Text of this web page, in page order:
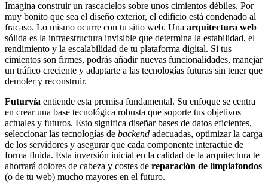
Imagina construir un rascacielos sobre unos cimientos débiles. Por
muy bonito que sea el diseño exterior, el edificio está condenado al
fracaso. Lo mismo ocurre con tu sitio web. Una arquitectura web
sólida es la infraestructura invisible que determina la estabilidad, el
rendimiento y la escalabilidad de tu plataforma digital. Si tus
cimientos son firmes, podrás añadir nuevas funcionalidades, manejar
un tráfico creciente y adaptarte a las tecnologías futuras sin tener que
demoler y reconstruir.
Futurvía entiende esta premisa fundamental. Su enfoque se centra
en crear una base tecnológica robusta que soporte tus objetivos
actuales y futuros. Esto significa diseñar bases de datos eficientes,
seleccionar las tecnologías de backend adecuadas, optimizar la carga
de los servidores y asegurar que cada componente interactúe de
forma fluida. Esta inversión inicial en la calidad de la arquitectura te
ahorrará dolores de cabeza y costes de reparación de limpiafondos
(o de tu web) mucho mayores en el futuro.